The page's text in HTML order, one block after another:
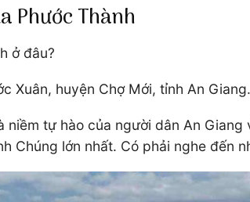
Phước Thành
ở đâu?
Xuân, huyện Chợ Mới, tỉnh An Giang.
niềm tự hào của người dân An
Chúng lớn nhất. Có phải nghe đến